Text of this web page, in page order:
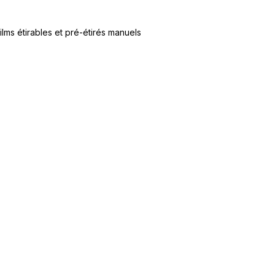
étirables et pré-étirés manuels